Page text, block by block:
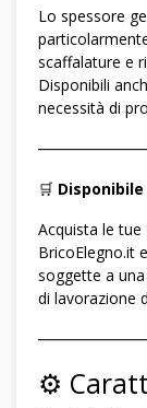
Lo spessore
scaffalature e
Disponibili
necessità di
🛒
Acquista le tue
BricoElegno.it
soggette a
di lavorazione
⚙️